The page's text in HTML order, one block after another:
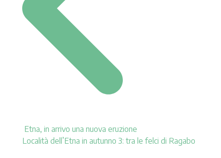
Etna, in arrivo una nuova eruzione
Località dell’Etna in autunno 3: tra le felci di Ragabo